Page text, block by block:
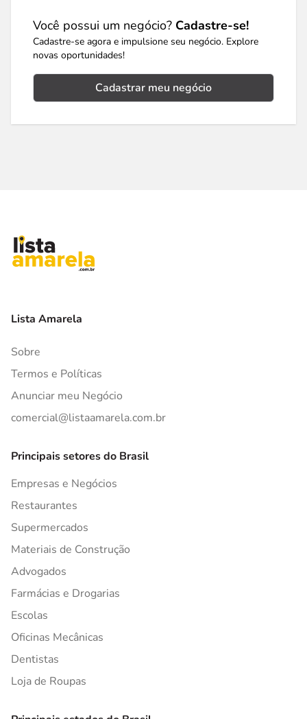
Você possui um negócio? Cadastre-se!
Cadastre-se agora e impulsione seu negócio. Explore
novas oportunidades!
Cadastrar meu negócio
Lista Amarela
Sobre
Termos e Políticas
Anunciar meu Negócio
comercial@listaamarela.com.br
Principais setores do Brasil
Empresas e Negócios
Restaurantes
Supermercados
Materiais de Construção
Advogados
Farmácias e Drogarias
Escolas
Oficinas Mecânicas
Dentistas
Loja de Roupas